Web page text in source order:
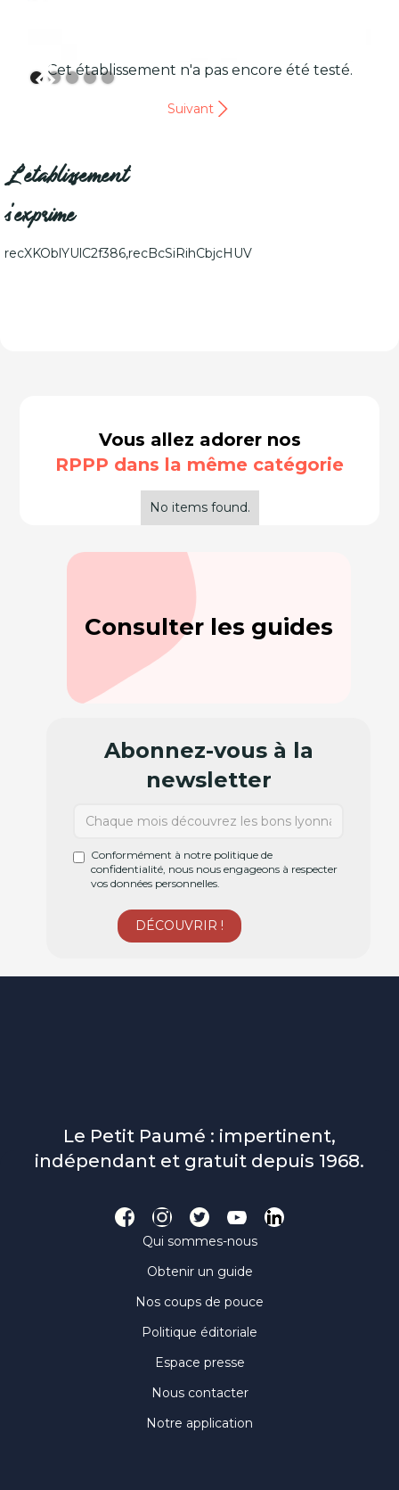
Cet établissement n'a pas encore été testé.
Suivant
L'établissement
s'exprime
recXKOblYUlC2f386,recBcSiRihCbjcHUV
Vous allez adorer nos
RPPP dans la même catégorie
No items found.
Consulter les guides
Abonnez-vous à la
newsletter
Conformément à notre politique de
confidentialité, nous nous engageons à respecter
vos données personnelles.
Le Petit Paumé : impertinent,
indépendant et gratuit depuis 1968.
Qui sommes-nous
Obtenir un guide
Nos coups de pouce
Politique éditoriale
Espace presse
Nous contacter
Notre application